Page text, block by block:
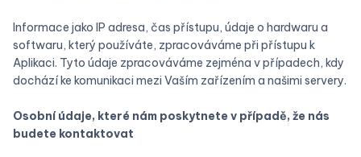
Informace jako IP adresa, čas přístupu, údaje o hardwaru a
softwaru, který používáte, zpracováváme při přístupu k
Aplikaci. Tyto údaje zpracováváme zejména v případech, kdy
dochází ke komunikaci mezi Vaším zařízením a našimi servery.
Osobní údaje, které nám poskytnete v případě, že nás
budete kontaktovat